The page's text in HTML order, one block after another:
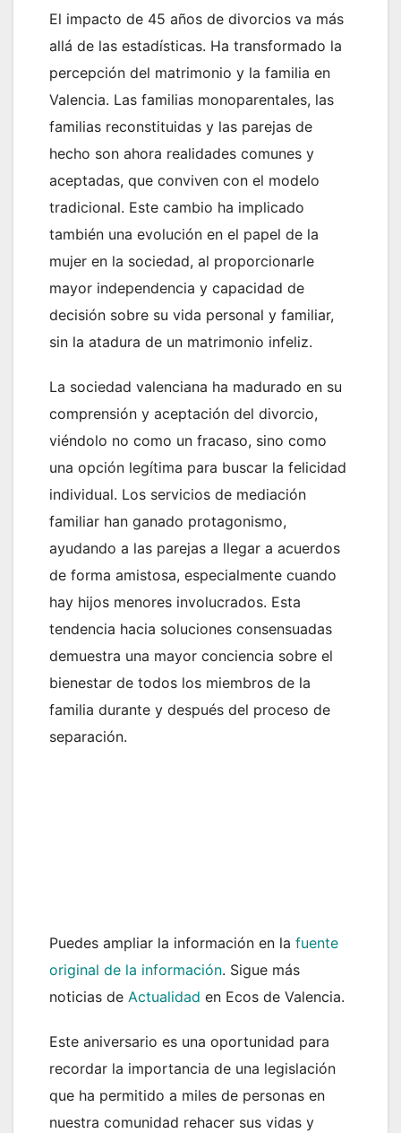
El impacto de 45 años de divorcios va más
allá de las estadísticas. Ha transformado la
percepción del matrimonio y la familia en
Valencia. Las familias monoparentales, las
familias reconstituidas y las parejas de
hecho son ahora realidades comunes y
aceptadas, que conviven con el modelo
tradicional. Este cambio ha implicado
también una evolución en el papel de la
mujer en la sociedad, al proporcionarle
mayor independencia y capacidad de
decisión sobre su vida personal y familiar,
sin la atadura de un matrimonio infeliz.
La sociedad valenciana ha madurado en su
comprensión y aceptación del divorcio,
viéndolo no como un fracaso, sino como
una opción legítima para buscar la felicidad
individual. Los servicios de mediación
familiar han ganado protagonismo,
ayudando a las parejas a llegar a acuerdos
de forma amistosa, especialmente cuando
hay hijos menores involucrados. Esta
tendencia hacia soluciones consensuadas
demuestra una mayor conciencia sobre el
bienestar de todos los miembros de la
familia durante y después del proceso de
separación.
Puedes ampliar la información en la fuente
original de la información. Sigue más
noticias de Actualidad en Ecos de Valencia.
Este aniversario es una oportunidad para
recordar la importancia de una legislación
que ha permitido a miles de personas en
nuestra comunidad rehacer sus vidas y